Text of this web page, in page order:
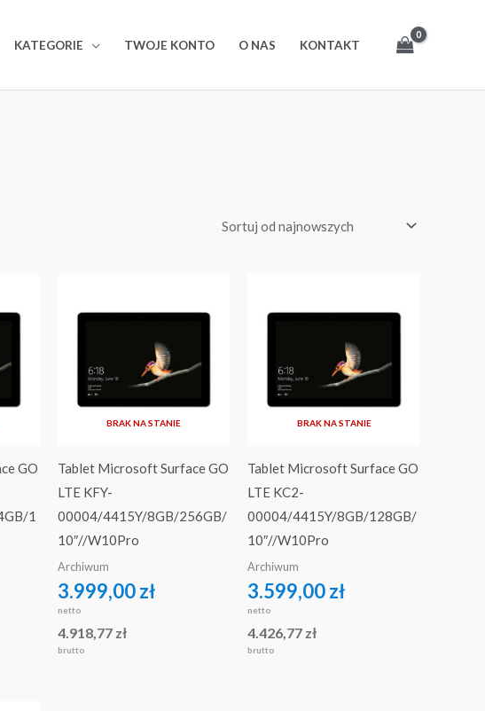
KATEGORIE TWOJE KONTO O NAS KONTAKT
GO
1
BRAK NA STANIE
Tablet Microsoft Surface GO
LTE KFY-
00004/4415Y/8GB/256GB/
10″//W10Pro
Archiwum
3.999,00zł
netto
4.918,77 zł
brutto
BRAK NA STANIE
Tablet Microsoft Surface GO
LTE KC2-
00004/4415Y/8GB/128GB/
10″//W10Pro
Archiwum
3.599,00zł
netto
4.426,77 zł
brutto